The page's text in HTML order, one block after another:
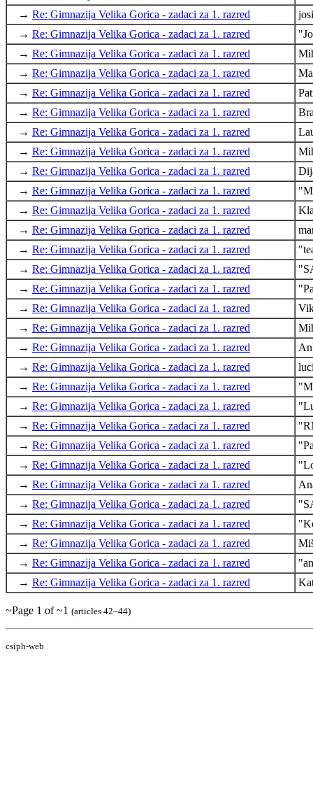
→ Re: Gimnazija Velika Gorica - zadaci za 1. razred
→ Re: Gimnazija Velika Gorica - zadaci za 1. razred
→ Re: Gimnazija Velika Gorica - zadaci za 1. razred
→ Re: Gimnazija Velika Gorica - zadaci za 1. razred
→ Re: Gimnazija Velika Gorica - zadaci za 1. razred
→ Re: Gimnazija Velika Gorica - zadaci za 1. razred
→ Re: Gimnazija Velika Gorica - zadaci za 1. razred
→ Re: Gimnazija Velika Gorica - zadaci za 1. razred
→ Re: Gimnazija Velika Gorica - zadaci za 1. razred
→ Re: Gimnazija Velika Gorica - zadaci za 1. razred
→ Re: Gimnazija Velika Gorica - zadaci za 1. razred
→ Re: Gimnazija Velika Gorica - zadaci za 1. razred
→ Re: Gimnazija Velika Gorica - zadaci za 1. razred
→ Re: Gimnazija Velika Gorica - zadaci za 1. razred
→ Re: Gimnazija Velika Gorica - zadaci za 1. razred
→ Re: Gimnazija Velika Gorica - zadaci za 1. razred
→ Re: Gimnazija Velika Gorica - zadaci za 1. razred
→ Re: Gimnazija Velika Gorica - zadaci za 1. razred
→ Re: Gimnazija Velika Gorica - zadaci za 1. razred
→ Re: Gimnazija Velika Gorica - zadaci za 1. razred
→ Re: Gimnazija Velika Gorica - zadaci za 1. razred
→ Re: Gimnazija Velika Gorica - zadaci za 1. razred
→ Re: Gimnazija Velika Gorica - zadaci za 1. razred
→ Re: Gimnazija Velika Gorica - zadaci za 1. razred
→ Re: Gimnazija Velika Gorica - zadaci za 1. razred
→ Re: Gimnazija Velika Gorica - zadaci za 1. razred
→ Re: Gimnazija Velika Gorica - zadaci za 1. razred
→ Re: Gimnazija Velika Gorica - zadaci za 1. razred
→ Re: Gimnazija Velika Gorica - zadaci za 1. razred
→ Re: Gimnazija Velika Gorica - zadaci za 1. razred
~Page 1 of ~1 (articles 42–44)
csiph-web